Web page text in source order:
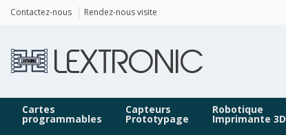
Contactez-nous Rendez-nous visite
Cartes
programmables
Capteurs
Prototypage
Robotique
Imprimante 3D
Panneau de gestion des cookies